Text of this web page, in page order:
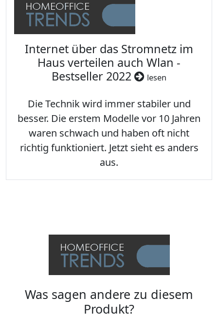
Internet über das Stromnetz im
Haus verteilen auch Wlan -
Bestseller 2022
lesen
Die Technik wird immer stabiler und
besser. Die erstem Modelle vor 10 Jahren
waren schwach und haben oft nicht
richtig funktioniert. Jetzt sieht es anders
aus.
Was sagen andere zu diesem
Produkt?